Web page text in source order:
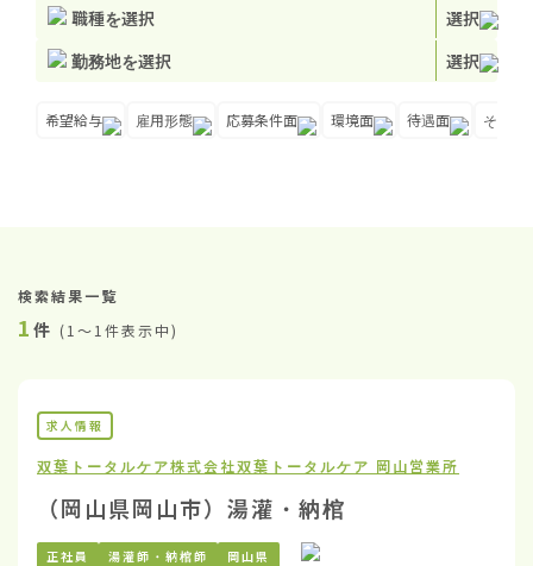
職種を選択
選択
勤務地を選択
選択
希望給与 雇用形態 応募条件面 環境面 待遇面 その他
検索結果一覧
1 件 (1〜1件表示中)
求人情報
双葉トータルケア株式会社双葉トータルケア 岡山営業所
（岡山県岡山市）湯灌・納棺
正社員 湯灌師・納棺師 岡山県